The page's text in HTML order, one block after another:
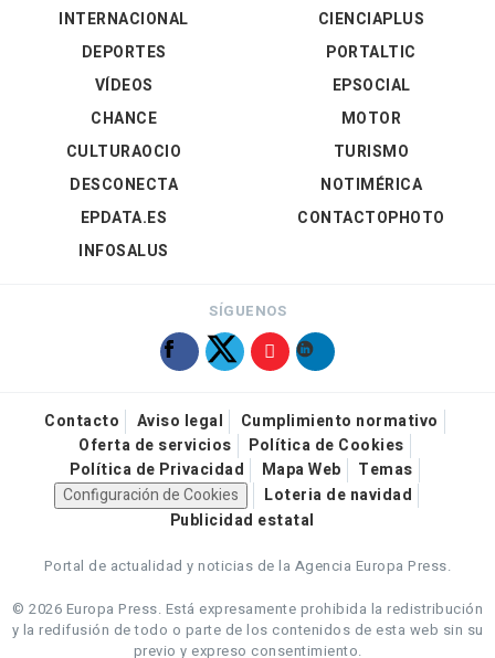
INTERNACIONAL
DEPORTES
VÍDEOS
CIENCIAPLUS
PORTALTIC
EPSOCIAL
CHANCE
CULTURAOCIO
DESCONECTA
EPDATA.ES
INFOSALUS
MOTOR
TURISMO
NOTIMÉRICA
CONTACTOPHOTO
SÍGUENOS
Contacto Aviso legal
Cumplimiento normativo
Oferta de servicios
Política de Cookies
Política de Privacidad
Mapa Web
Temas
Configuración de Cookies
Loteria de navidad
Publicidad estatal
Portal de actualidad y noticias de la Agencia Europa Press.
© 2026 Europa Press. Está expresamente prohibida la redistribución
y la redifusión de todo o parte de los contenidos de esta web sin su
previo y expreso consentimiento.